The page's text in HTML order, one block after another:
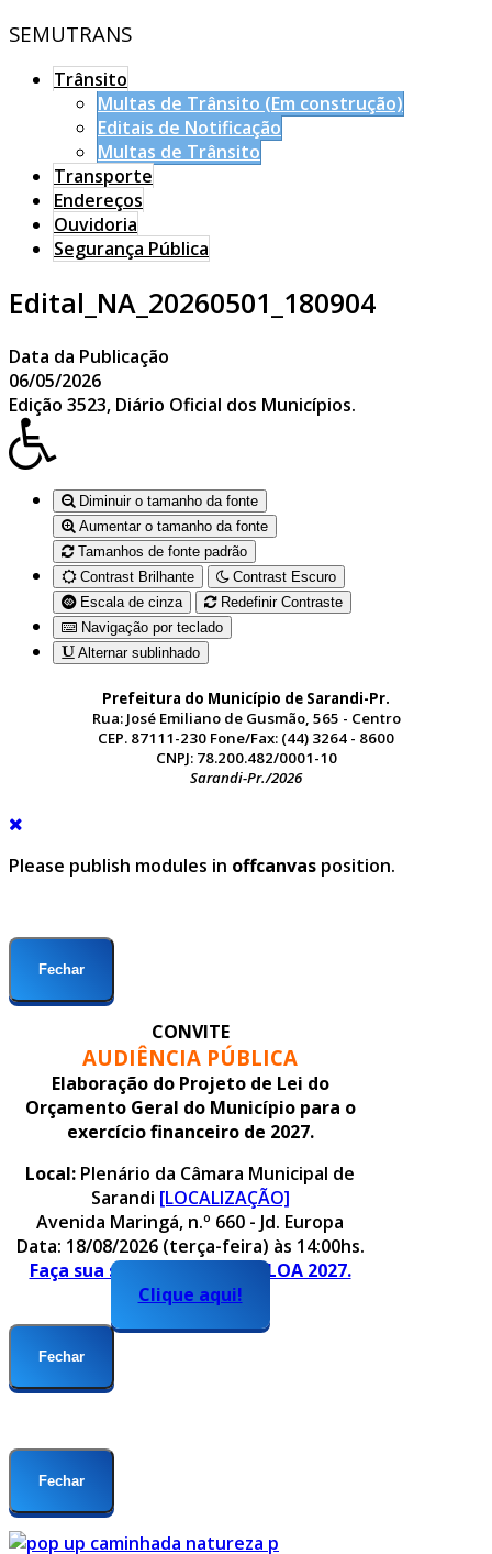
SEMUTRANS
Trânsito
Multas de Trânsito (Em construção)
Editais de Notificação
Multas de Trânsito
Transporte
Endereços
Ouvidoria
Segurança Pública
Edital_NA_20260501_180904
Data da Publicação
06/05/2026
Edição 3523, Diário Oficial dos Municípios.
Diminuir o tamanho da fonte
Aumentar o tamanho da fonte
Tamanhos de fonte padrão
Contrast Brilhante
Contrast Escuro
Escala de cinza
Redefinir Contraste
Navigação por teclado
Alternar sublinhado
Prefeitura do Município de Sarandi-Pr.
Rua: José Emiliano de Gusmão, 565 - Centro
CEP. 87111-230 Fone/Fax: (44) 3264 - 8600
CNPJ: 78.200.482/0001-10
Sarandi-Pr./2026
Please publish modules in offcanvas position.
Fechar
CONVITE
AUDIÊNCIA PÚBLICA
Elaboração do Projeto de Lei do
Orçamento Geral do Município para o
exercício financeiro de 2027.
Local: Plenário da Câmara Municipal de
Sarandi [LOCALIZAÇÃO]
Avenida Maringá, n.º 660 - Jd. Europa
Data: 18/08/2026 (terça-feira) às 14:00hs.
Faça sua sugestão para o PLOA 2027.
Clique aqui!
Fechar
Fechar